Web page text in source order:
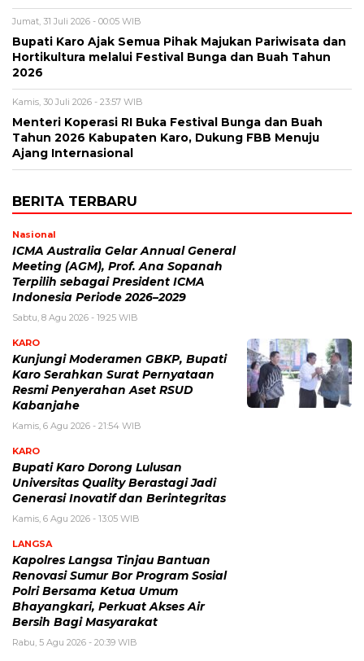
Jumat, 31 Juli 2026 - 00:05 WIB
Bupati Karo Ajak Semua Pihak Majukan Pariwisata dan
Hortikultura melalui Festival Bunga dan Buah Tahun
2026
Kamis, 30 Juli 2026 - 23:57 WIB
Menteri Koperasi RI Buka Festival Bunga dan Buah
Tahun 2026 Kabupaten Karo, Dukung FBB Menuju
Ajang Internasional
BERITA TERBARU
Nasional
ICMA Australia Gelar Annual General
Meeting (AGM), Prof. Ana Sopanah
Terpilih sebagai President ICMA
Indonesia Periode 2026–2029
Sabtu, 8 Agu 2026 - 19:25 WIB
KARO
Kunjungi Moderamen GBKP, Bupati
Karo Serahkan Surat Pernyataan
Resmi Penyerahan Aset RSUD
Kabanjahe
Kamis, 6 Agu 2026 - 21:54 WIB
KARO
Bupati Karo Dorong Lulusan
Universitas Quality Berastagi Jadi
Generasi Inovatif dan Berintegritas
Kamis, 6 Agu 2026 - 13:05 WIB
LANGSA
Kapolres Langsa Tinjau Bantuan
Renovasi Sumur Bor Program Sosial
Polri Bersama Ketua Umum
Bhayangkari, Perkuat Akses Air
Bersih Bagi Masyarakat
Rabu, 5 Agu 2026 - 20:39 WIB